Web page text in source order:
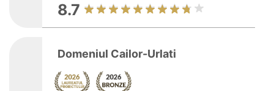
8.7
Domeniul Cailor-Urlati